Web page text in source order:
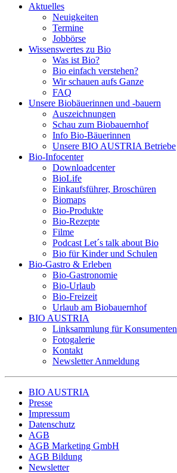
Aktuelles
Neuigkeiten
Termine
Jobbörse
Wissenswertes zu Bio
Was ist Bio?
Bio einfach verstehen?
Wir schauen aufs Ganze
FAQ
Unsere Biobäuerinnen und -bauern
Auszeichnungen
Schau zum Biobauernhof
Info Bio-Bäuerinnen
Unsere BIO AUSTRIA Betriebe
Bio-Infocenter
Downloadcenter
BioLife
Einkaufsführer, Broschüren
Biomaps
Bio-Produkte
Bio-Rezepte
Filme
Podcast Let´s talk about Bio
Bio für Kinder und Schulen
Bio-Gastro & Erleben
Bio-Gastronomie
Bio-Urlaub
Bio-Freizeit
Urlaub am Biobauernhof
BIO AUSTRIA
Linksammlung für Konsumenten
Fotogalerie
Kontakt
Newsletter Anmeldung
BIO AUSTRIA
Presse
Impressum
Datenschutz
AGB
AGB Marketing GmbH
AGB Bildung
Newsletter